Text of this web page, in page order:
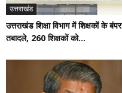
उत्तराखंड
उत्तराखंड शिक्षा विभाग में शिक्षकों के बंपर
तबादले, 260 शिक्षकों को...